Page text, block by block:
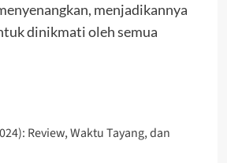
menjadikannya
dinikmati oleh semua
Review, Waktu Tayang, dan